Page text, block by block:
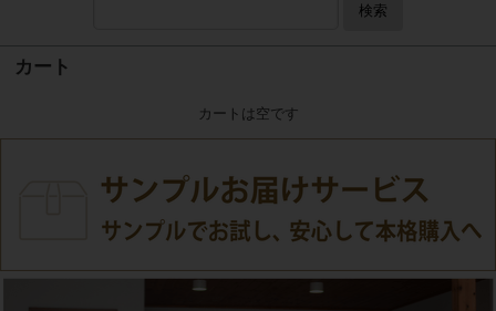
検索
カート
カートは空です